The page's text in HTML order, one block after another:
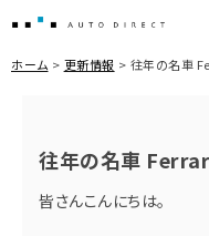
ホーム 更新情報 往年の名車
往年の名車
皆さんこんにちは。